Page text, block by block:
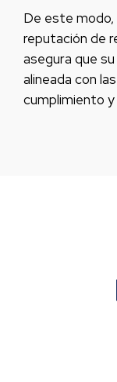
De este modo,
reputación de
asegura que
alineada con
cumplimiento y